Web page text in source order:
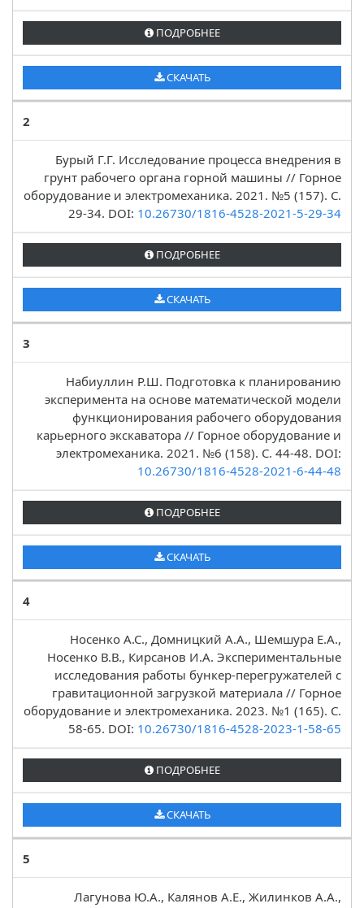
ПОДРОБНЕЕ
СКАЧАТЬ
2
Бурый Г.Г. Исследование процесса внедрения в
грунт рабочего органа горной машины // Горное
оборудование и электромеханика. 2021. №5 (157). C.
29-34. DOI: 10.26730/1816-4528-2021-5-29-34
ПОДРОБНЕЕ
СКАЧАТЬ
3
Набиуллин Р.Ш. Подготовка к планированию
эксперимента на основе математической модели
функционирования рабочего оборудования
карьерного экскаватора // Горное оборудование и
электромеханика. 2021. №6 (158). C. 44-48. DOI:
10.26730/1816-4528-2021-6-44-48
ПОДРОБНЕЕ
СКАЧАТЬ
4
Носенко А.С., Домницкий А.А., Шемшура Е.А.,
Носенко В.В., Кирсанов И.А. Экспериментальные
исследования работы бункер-перегружателей с
гравитационной загрузкой материала // Горное
оборудование и электромеханика. 2023. №1 (165). C.
58-65. DOI: 10.26730/1816-4528-2023-1-58-65
ПОДРОБНЕЕ
СКАЧАТЬ
5
Лагунова Ю.А., Калянов А.Е., Жилинков А.А.,